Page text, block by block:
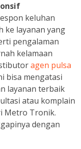
keluhan
ke layanan yang
pengalaman
kelamaan
agen pulsa
bisa mengatasi
layanan terbaik
atau komplain
Metro Tronik.
dengan